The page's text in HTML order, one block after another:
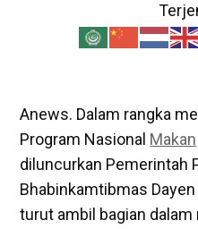
Anews. Dalam rangka
Program Nasional Makan
diluncurkan Pemerintah
Bhabinkamtibmas
turut ambil bagian